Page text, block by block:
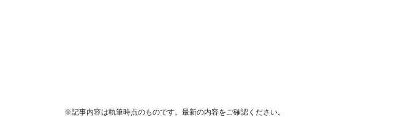
※記事内容は執筆時点のものです。最新の内容をご確認ください。